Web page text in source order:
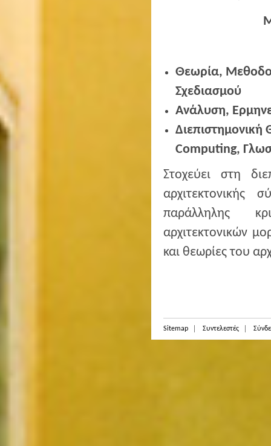
Θεωρία,
Σχεδιασμού
Ανάλυση,
Computing,
Στοχεύει στη
παράλληλης
αρχιτεκτονικών
και θεωρίες του
Sitemap Συντελεστές